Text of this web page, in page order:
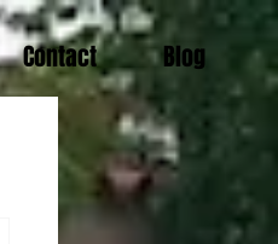
Contact Blog